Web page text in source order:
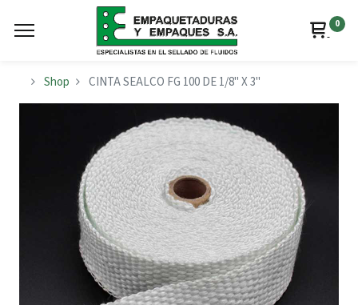
0
Shop CINTA SEALCO FG 100 DE 1/8" X 3"